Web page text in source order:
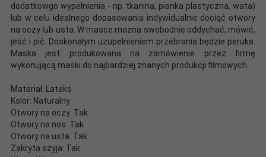
dodatkowgo wypełnienia - np. tkanina, pianka plastyczna, wata)
lub w celu idealnego dopasowania indywidualnie dociąć otwory
na oczy lub usta. W masce można swobodnie oddychać, mówić,
jeść i pić. Doskonałym uzupełnieniem przebrania będzie peruka.
Maska jest produkowana na zamówienie przez firmę
wykonującą maski do najbardziej znanych produkcji filmowych.
Materiał: Lateks
Kolor: Naturalny
Otwory na oczy: Tak
Otwory na nos: Tak
Otwory na usta: Tak
Zakryta szyja: Tak